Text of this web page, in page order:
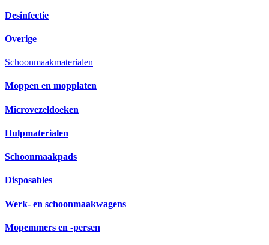
Desinfectie
Overige
Schoonmaakmaterialen
Moppen en mopplaten
Microvezeldoeken
Hulpmaterialen
Schoonmaakpads
Disposables
Werk- en schoonmaakwagens
Mopemmers en -persen